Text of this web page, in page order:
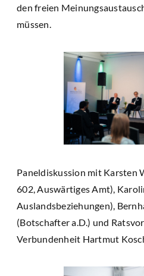
den freien
müssen.
Paneldiskussion mit Karsten
602, Auswärtiges Amt),
Auslandsbeziehungen),
(Botschafter a.D.) und
Verbundenheit Hartmut